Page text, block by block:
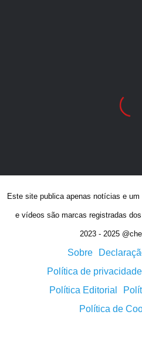
Este site publica apenas notícias e
e vídeos são marcas registradas
2023 - 2025
Sobre
Política de privacidade
Política Editorial
Política de